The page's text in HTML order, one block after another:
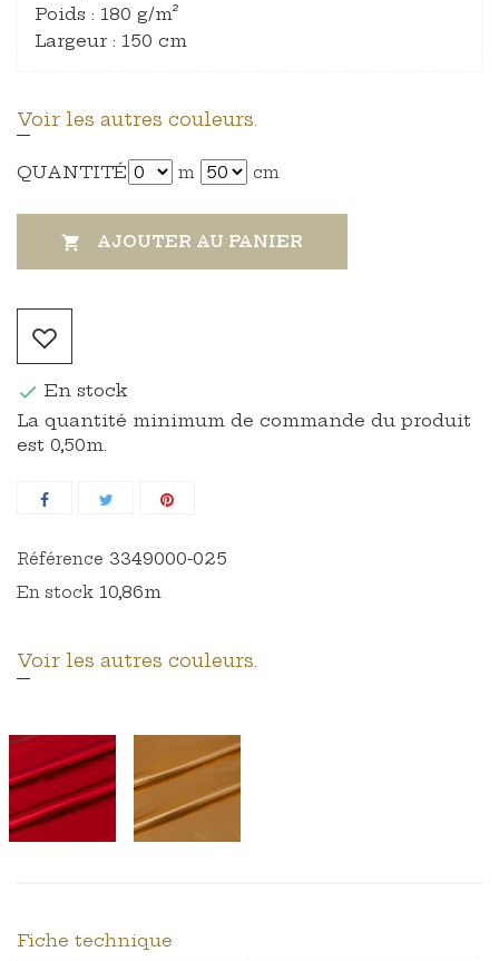
Poids : 180 g/m²
Largeur : 150 cm
Voir les autres couleurs.
QUANTITÉ m cm
 AJOUTER AU PANIER
 En stock
La quantité minimum de commande du produit
est 0,50m.
Référence 3349000-025
En stock 10,86m
Voir les autres couleurs.
Fiche technique